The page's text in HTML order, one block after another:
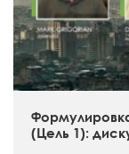
(Цель 1):